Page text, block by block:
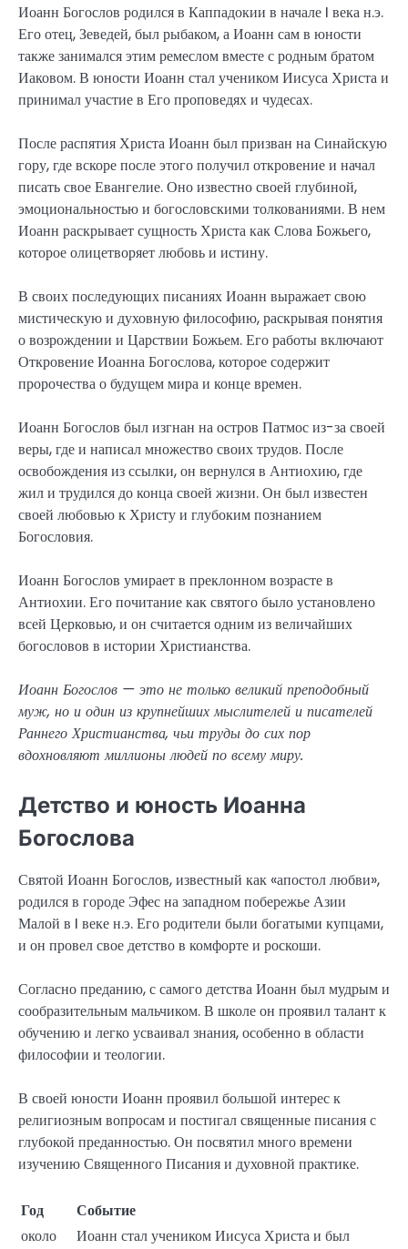
Иоанн Богослов родился в Каппадокии в начале I века н.э.
Его отец, Зеведей, был рыбаком, а Иоанн сам в юности
также занимался этим ремеслом вместе с родным братом
Иаковом. В юности Иоанн стал учеником Иисуса Христа и
принимал участие в Его проповедях и чудесах.
После распятия Христа Иоанн был призван на Синайскую
гору, где вскоре после этого получил откровение и начал
писать свое Евангелие. Оно известно своей глубиной,
эмоциональностью и богословскими толкованиями. В нем
Иоанн раскрывает сущность Христа как Слова Божьего,
которое олицетворяет любовь и истину.
В своих последующих писаниях Иоанн выражает свою
мистическую и духовную философию, раскрывая понятия
о возрождении и Царствии Божьем. Его работы включают
Откровение Иоанна Богослова, которое содержит
пророчества о будущем мира и конце времен.
Иоанн Богослов был изгнан на остров Патмос из-за своей
веры, где и написал множество своих трудов. После
освобождения из ссылки, он вернулся в Антиохию, где
жил и трудился до конца своей жизни. Он был известен
своей любовью к Христу и глубоким познанием
Богословия.
Иоанн Богослов умирает в преклонном возрасте в
Антиохии. Его почитание как святого было установлено
всей Церковью, и он считается одним из величайших
богословов в истории Христианства.
Иоанн Богослов — это не только великий преподобный
муж, но и один из крупнейших мыслителей и писателей
Раннего Христианства, чьи труды до сих пор
вдохновляют миллионы людей по всему миру.
Детство и юность Иоанна
Богослова
Святой Иоанн Богослов, известный как «апостол любви»,
родился в городе Эфес на западном побережье Азии
Малой в I веке н.э. Его родители были богатыми купцами,
и он провел свое детство в комфорте и роскоши.
Согласно преданию, с самого детства Иоанн был мудрым и
сообразительным мальчиком. В школе он проявил талант к
обучению и легко усваивал знания, особенно в области
философии и теологии.
В своей юности Иоанн проявил большой интерес к
религиозным вопросам и постигал священные писания с
глубокой преданностью. Он посвятил много времени
изучению Священного Писания и духовной практике.
Год
Событие
около
Иоанн стал учеником Иисуса Христа и был